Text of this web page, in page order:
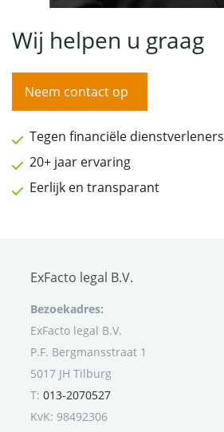
Wij helpen u graag
Neem contact op
Tegen financiële dienstverleners
20+ jaar ervaring
Eerlijk en transparant
ExFacto legal B.V.
Bezoekadres:
ExFacto legal B.V.
P.F. Bergmansstraat 1
5017 JH Tilburg
T: 013-2070527
KvK: 98492306